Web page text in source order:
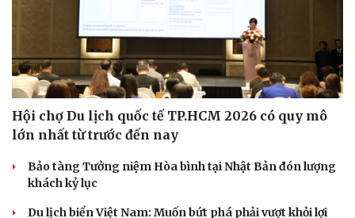
Hội chợ Du lịch quốc tế TP.HCM 2026 có quy mô
lớn nhất từ trước đến nay
Bảo tàng Tưởng niệm Hòa bình tại Nhật Bản đón lượng
khách kỷ lục
Du lịch biển Việt Nam: Muốn bứt phá phải vượt khỏi lợi